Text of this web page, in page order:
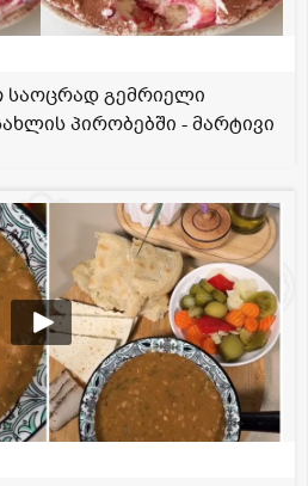
გემრიელი
პირობებში - მარტივი